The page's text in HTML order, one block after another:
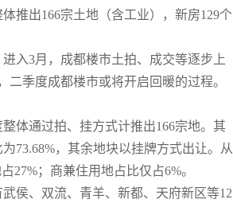
推出166宗土地（含工业），新房129个
入3月，成都楼市土拍、成交等逐步上
季度成都楼市或将开启回暖的过程。
体通过拍、挂方式计推出166宗地。其
73.68%，其余地块以挂牌方式出让。从
27%；商兼住用地占比仅占6%。
侯、双流、青羊、新都、天府新区等12
英国计划在未来几天内开始全面解封